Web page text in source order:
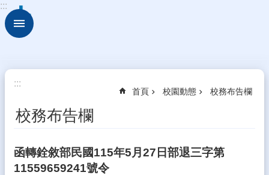
跳到主要內容區塊
進
校
動
態
識
本
:::
:::
首頁 校園動態 校務布告欄
校務布告欄
函轉銓敘部民國115年5月27日部退三字第
11559659241號令